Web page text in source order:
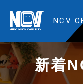
NCV
新着